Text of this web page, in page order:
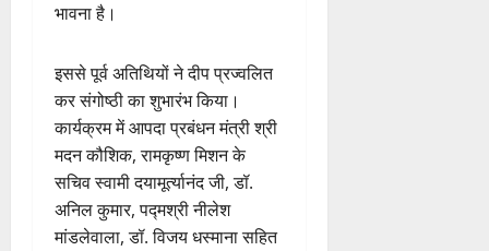
भावना है।
इससे पूर्व अतिथियों ने दीप प्रज्वलित
कर संगोष्ठी का शुभारंभ किया।
कार्यक्रम में आपदा प्रबंधन मंत्री श्री
मदन कौशिक, रामकृष्ण मिशन के
सचिव स्वामी दयामूर्त्यानंद जी, डॉ.
अनिल कुमार, पद्मश्री नीलेश
मांडलेवाला, डॉ. विजय धस्माना सहित